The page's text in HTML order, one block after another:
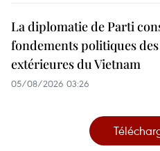
La diplomatie de Parti
fondements politiques
extérieures du Vietnam
05/08/2026 03:26